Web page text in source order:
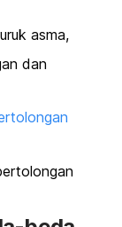
asma,
dan